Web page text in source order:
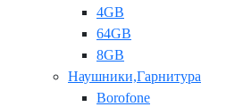
4GB
64GB
8GB
Наушники,Гарнитура
Borofone